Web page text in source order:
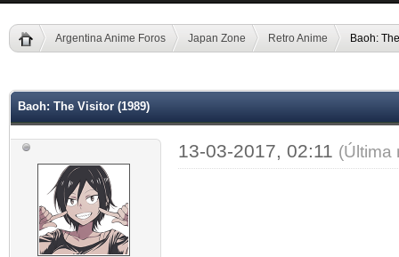
Argentina Anime Foros Japan Zone Retro Anime Baoh:
Baoh: The Visitor (1989)
13-03-2017, 02:11 (Última